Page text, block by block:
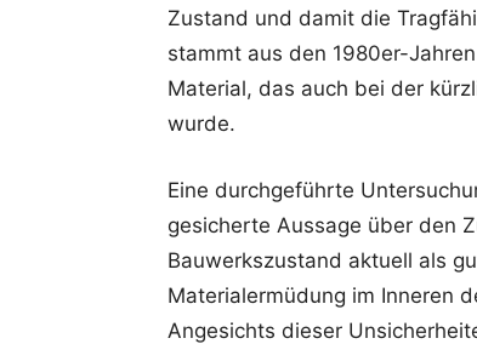
Zustand und damit die
stammt aus den 1980er-
Material, das auch bei der
wurde.
Eine durchgeführte
gesicherte Aussage über den
Bauwerkszustand aktuell als
Materialermüdung im Inneren
Angesichts dieser